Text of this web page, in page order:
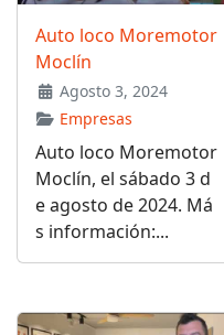
Auto loco Moremotor
Moclín
Agosto 3, 2024
Empresas
Auto loco Moremotor
Moclín, el sábado 3 d
e agosto de 2024. Má
s información:...